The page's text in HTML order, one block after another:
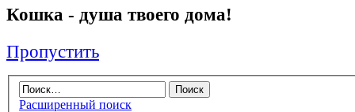
Кошка - душа твоего дома!
Пропустить
Расширенный поиск